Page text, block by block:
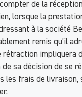
de la
lorsque la
à la société
remis qu’il
rétraction
sa décision de se
les frais de